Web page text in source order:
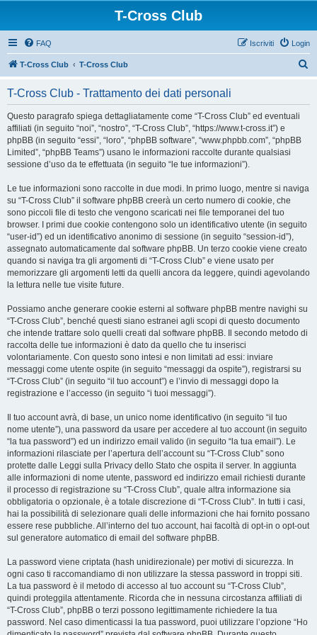
T-Cross Club
FAQ Login
Iscriviti
T-Cross Club T-Cross Club
T-Cross Club - Trattamento dei dati personali
Questo paragrafo spiega dettagliatamente come “T-Cross Club” ed eventuali
affiliati (in seguito “noi”, “nostro”, “T-Cross Club”, “https://www.t-cross.it”) e
phpBB (in seguito “essi”, “loro”, “phpBB software”, “www.phpbb.com”, “phpBB
Limited”, “phpBB Teams”) usano le informazioni raccolte durante qualsiasi
sessione d’uso da te effettuata (in seguito “le tue informazioni”).
Le tue informazioni sono raccolte in due modi. In primo luogo, mentre si naviga
su “T-Cross Club” il software phpBB creerà un certo numero di cookie, che
sono piccoli file di testo che vengono scaricati nei file temporanei del tuo
browser. I primi due cookie contengono solo un identificativo utente (in seguito
“user-id”) ed un identificativo anonimo di sessione (in seguito “session-id”),
assegnato automaticamente dal software phpBB. Un terzo cookie viene creato
quando si naviga tra gli argomenti di “T-Cross Club” e viene usato per
memorizzare gli argomenti letti da quelli ancora da leggere, quindi agevolando
la lettura nelle tue visite future.
Possiamo anche generare cookie esterni al software phpBB mentre navighi su
“T-Cross Club”, benché questi siano estranei agli scopi di questo documento
che intende trattare solo quelli creati dal software phpBB. Il secondo metodo di
raccolta delle tue informazioni è dato da quello che tu inserisci
volontariamente. Con questo sono intesi e non limitati ad essi: inviare
messaggi come utente ospite (in seguito “messaggi da ospite”), registrarsi su
“T-Cross Club” (in seguito “il tuo account”) e l’invio di messaggi dopo la
registrazione e l’accesso (in seguito “i tuoi messaggi”).
Il tuo account avrà, di base, un unico nome identificativo (in seguito “il tuo
nome utente”), una password da usare per accedere al tuo account (in seguito
“la tua password”) ed un indirizzo email valido (in seguito “la tua email”). Le
informazioni rilasciate per l’apertura dell’account su “T-Cross Club” sono
protette dalle Leggi sulla Privacy dello Stato che ospita il server. In aggiunta
alle informazioni di nome utente, password ed indirizzo email richiesti durante
il processo di registrazione su “T-Cross Club”, quale altra informazione sia
obbligatoria o opzionale, è a totale discrezione di “T-Cross Club”. In tutti i casi,
hai la possibilità di selezionare quali delle informazioni che hai fornito possano
essere rese pubbliche. All’interno del tuo account, hai facoltà di opt-in o opt-out
sul generatore automatico di email del software phpBB.
La password viene criptata (hash unidirezionale) per motivi di sicurezza. In
ogni caso ti raccomandiamo di non utilizzare la stessa password in troppi siti.
La tua password è il metodo di accesso al tuo account su “T-Cross Club”,
quindi proteggila attentamente. Ricorda che in nessuna circostanza affiliati di
“T-Cross Club”, phpBB o terzi possono legittimamente richiedere la tua
password. Nel caso dimenticassi la tua password, puoi utilizzare l’opzione “Ho